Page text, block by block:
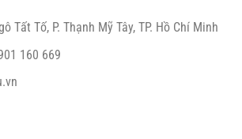
Tất Tố, P. Thạnh Mỹ Tây, TP. Hồ Chí Minh
160 669